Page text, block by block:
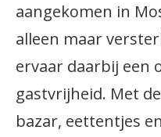
aangekomen in
alleen maar
ervaar daarbij een
gastvrijheid. Met
bazar, eettentjes